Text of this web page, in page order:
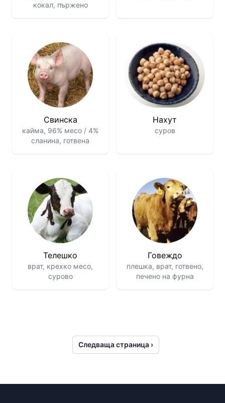
кокал, пържено
Свинскa
кайма, 96% месо / 4%
сланина, готвена
Нахут
суров
Телешко
врат, крехко месо,
сурово
Говеждо
плешка, врат, готвено,
печено на фурна
Следваща страница ›